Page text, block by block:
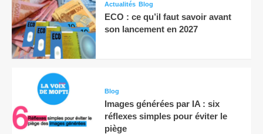
Actualités Blog
ECO : ce qu’il faut savoir avant
son lancement en 2027
Blog
Images générées par IA : six
réflexes simples pour éviter le
piège